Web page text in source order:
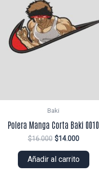
Baki
Polera Manga Corta Baki 0010
$16.000 El
original
era:
$14.000El
actual
es:
Añadir al carrito